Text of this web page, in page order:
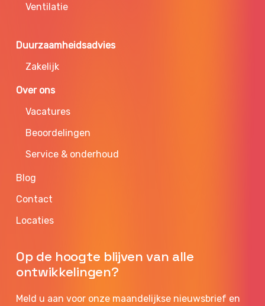
Ventilatie
Duurzaamheidsadvies
Zakelijk
Over ons
Vacatures
Beoordelingen
Service & onderhoud
Blog
Contact
Locaties
Op de hoogte blijven van alle
ontwikkelingen?
Meld u aan voor onze maandelijkse nieuwsbrief en